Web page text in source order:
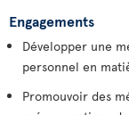
Engagements
Développer une
personnel en
Promouvoir des